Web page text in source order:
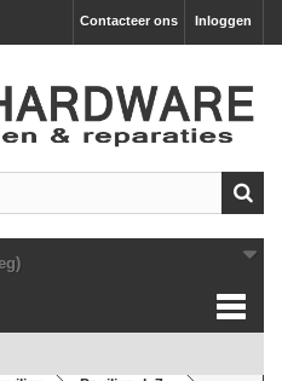
Inloggen
Contacteer ons